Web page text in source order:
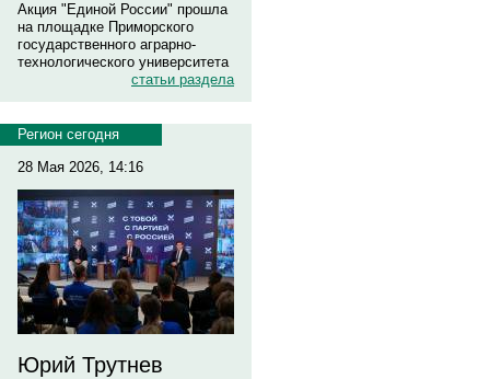
Акция "Единой России" прошла
на площадке Приморского
государственного аграрно-
технологического университета
статьи раздела
Регион сегодня
28 Мая 2026, 14:16
Юрий Трутнев